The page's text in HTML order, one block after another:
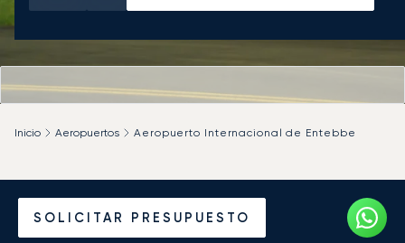
SOLICITAR PRESUPUESTO
Inicio Aeropuertos Aeropuerto Internacional de Entebbe
Vuele en Jet Privado al
Aeropuerto de Entebbe